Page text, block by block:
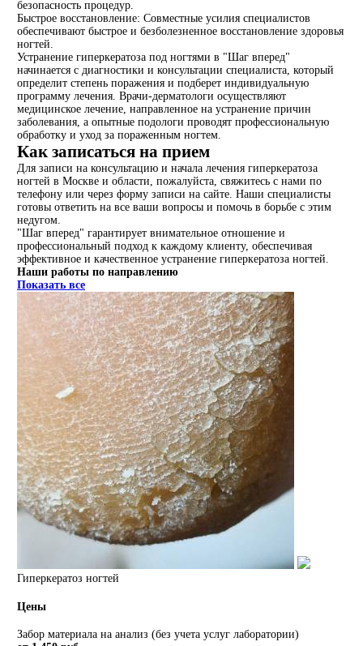
безопасность процедур.
Быстрое восстановление: Совместные усилия специалистов
обеспечивают быстрое и безболезненное восстановление здоровья
ногтей.
Устранение гиперкератоза под ногтями в "Шаг вперед"
начинается с диагностики и консультации специалиста, который
определит степень поражения и подберет индивидуальную
программу лечения. Врачи-дерматологи осуществляют
медицинское лечение, направленное на устранение причин
заболевания, а опытные подологи проводят профессиональную
обработку и уход за пораженным ногтем.
Как записаться на прием
Для записи на консультацию и начала лечения гиперкератоза
ногтей в Москве и области, пожалуйста, свяжитесь с нами по
телефону или через форму записи на сайте. Наши специалисты
готовы ответить на все ваши вопросы и помочь в борьбе с этим
недугом.
"Шаг вперед" гарантирует внимательное отношение и
профессиональный подход к каждому клиенту, обеспечивая
эффективное и качественное устранение гиперкератоза ногтей.
Наши работы по направлению
Показать все
Гиперкератоз ногтей
Цены
Забор материала на анализ (без учета услуг лаборатории)